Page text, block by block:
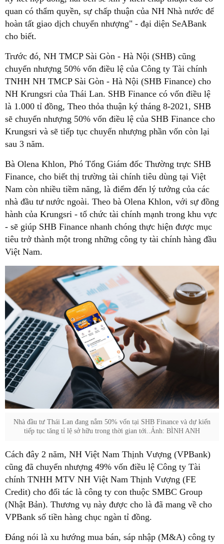
quan có thẩm quyền, sự chấp thuận của NH Nhà nước để
hoàn tất giao dịch chuyển nhượng" - đại diện SeABank
cho biết.
Trước đó, NH TMCP Sài Gòn - Hà Nội (SHB) cũng
chuyển nhượng 50% vốn điều lệ của Công ty Tài chính
TNHH NH TMCP Sài Gòn - Hà Nội (SHB Finance) cho
NH Krungsri của Thái Lan. SHB Finance có vốn điều lệ
là 1.000 tỉ đồng, Theo thỏa thuận ký tháng 8-2021, SHB
sẽ chuyển nhượng 50% vốn điều lệ của SHB Finance cho
Krungsri và sẽ tiếp tục chuyển nhượng phần vốn còn lại
sau 3 năm.
Bà Olena Khlon, Phó Tổng Giám đốc Thường trực SHB
Finance, cho biết thị trường tài chính tiêu dùng tại Việt
Nam còn nhiều tiềm năng, là điểm đến lý tưởng của các
nhà đầu tư nước ngoài. Theo bà Olena Khlon, với sự đồng
hành của Krungsri - tổ chức tài chính mạnh trong khu vực
- sẽ giúp SHB Finance nhanh chóng thực hiện được mục
tiêu trở thành một trong những công ty tài chính hàng đầu
Việt Nam.
Nhà đầu tư Thái Lan đang nắm 50% vốn tại SHB Finance và dự kiến
tiếp tục tăng tỉ lệ sở hữu trong thời gian tới..Ảnh: BÌNH ANH
Cách đây 2 năm, NH Việt Nam Thịnh Vượng (VPBank)
cũng đã chuyển nhượng 49% vốn điều lệ Công ty Tài
chính TNHH MTV NH Việt Nam Thịnh Vượng (FE
Credit) cho đối tác là công ty con thuộc SMBC Group
(Nhật Bản). Thương vụ này được cho là đã mang về cho
VPBank số tiền hàng chục ngàn tỉ đồng.
Đáng nói là xu hướng mua bán, sáp nhập (M&A) công ty